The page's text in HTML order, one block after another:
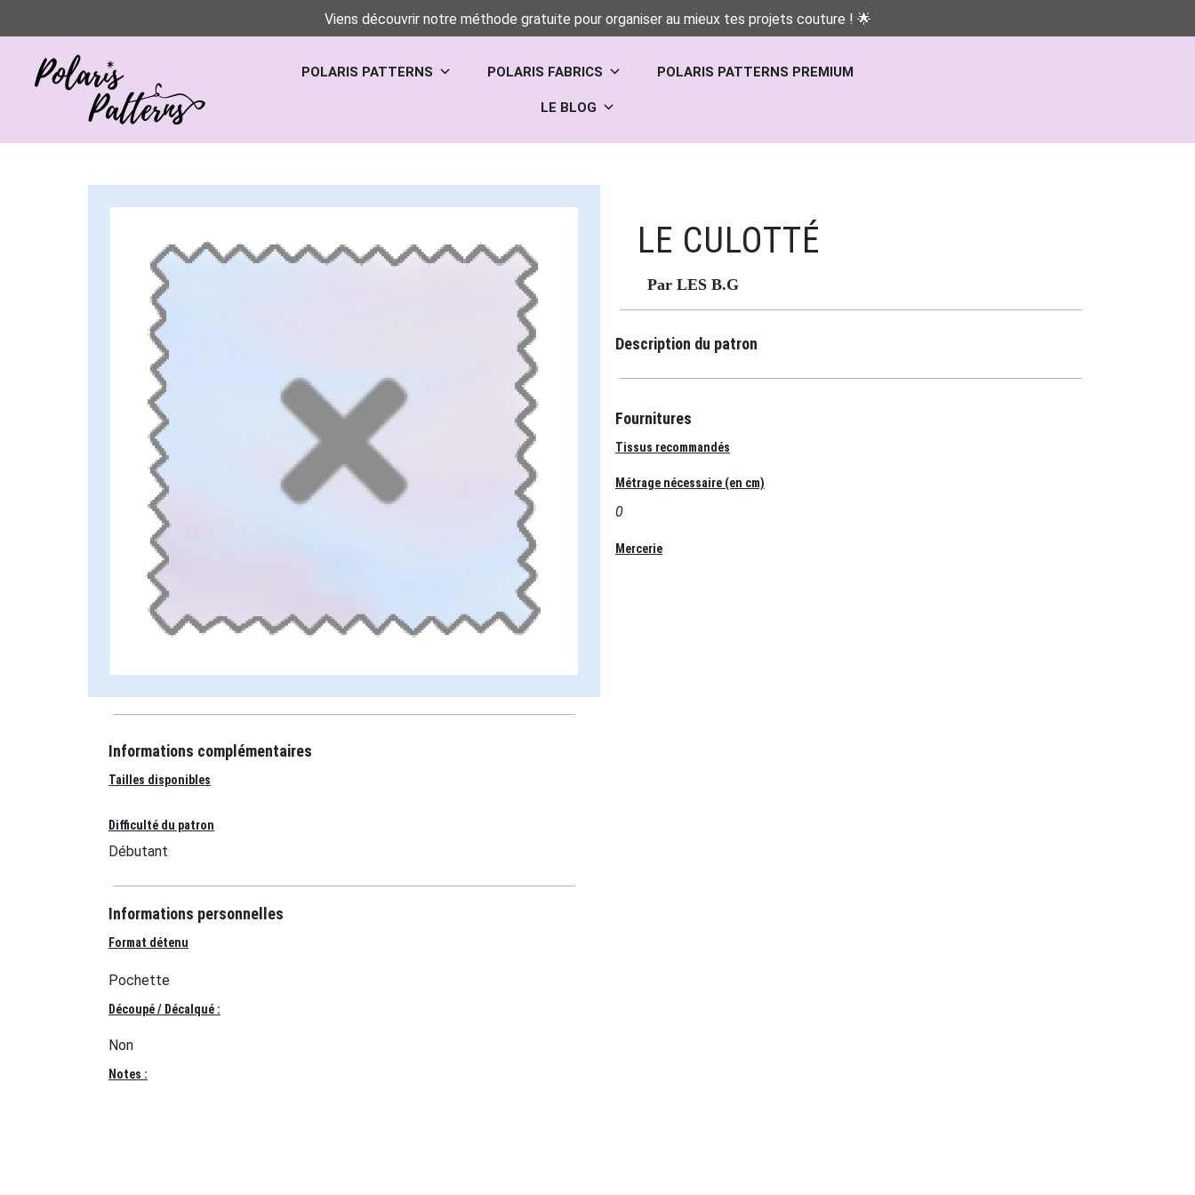
Viens découvrir notre méthode gratuite pour organiser au mieux tes projets couture ! 🌟
POLARIS PATTERNS POLARIS FABRICS POLARIS PATTERNS PREMIUM
LE BLOG
Informations complémentaires
Tailles disponibles
Difficulté du patron
Débutant
Informations personnelles
Format détenu
Pochette
Découpé / Décalqué :
Non
Notes :
LE CULOTTÉ
Par LES B.G
Description du patron
Fournitures
Tissus recommandés
Métrage nécessaire (en cm)
0
Mercerie